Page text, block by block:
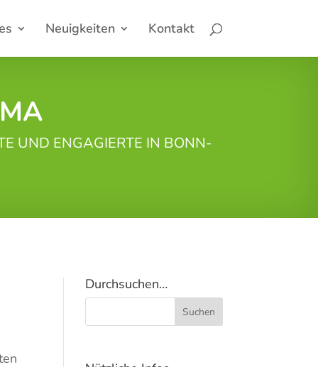
Neuigkeiten Kontakt
UND ENGAGIERTE IN BONN-
Durchsuchen…